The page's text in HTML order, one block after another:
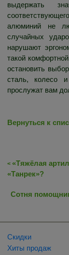
выдержать
алюминий не
случайных
нарушают
такой
остановить
сталь, колесо
прослужат вам
Вернуться к
< «Тяжёлая
«Танрек»?
Сотня
Скидки
Хиты продаж